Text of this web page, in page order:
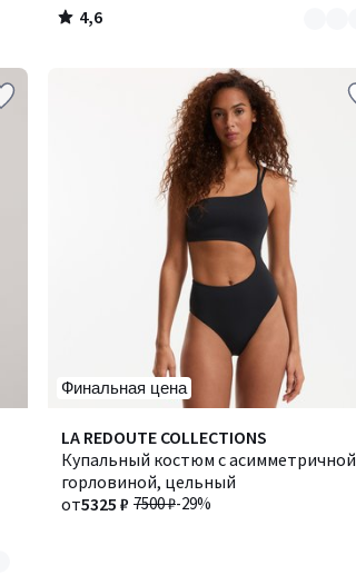
4,6
/
Финальная цена
LA REDOUTE COLLECTIONS
Купальный костюм с асимметричной
горловиной, цельный
7500 ₽-29%
от5325 ₽